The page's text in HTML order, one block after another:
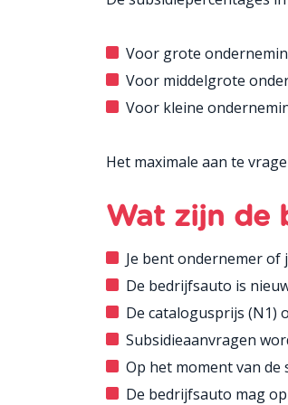
Voor grote
Voor middelgrote
Voor kleine
Het maximale aan te
Wat zijn de
Je bent ondernemer
De bedrijfsauto is
De catalogusprijs (N1)
Subsidieaanvragen
Op het moment van
De bedrijfsauto mag